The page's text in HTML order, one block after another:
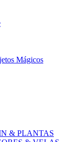
& PLANTAS